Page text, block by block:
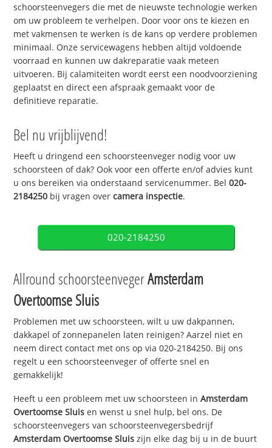
schoorsteenvegers die met de nieuwste technologie werken
om uw probleem te verhelpen. Door voor ons te kiezen en
met vakmensen te werken is de kans op verdere problemen
minimaal. Onze servicewagens hebben altijd voldoende
voorraad en kunnen uw dakreparatie vaak meteen
uitvoeren. Bij calamiteiten wordt eerst een noodvoorziening
geplaatst en direct een afspraak gemaakt voor de
definitieve reparatie.
Bel nu vrijblijvend!
Heeft u dringend een schoorsteenveger nodig voor uw
schoorsteen of dak? Ook voor een offerte en/of advies kunt
u ons bereiken via onderstaand servicenummer. Bel020-
2184250 bij vragen overcamera inspectie.
020-2184250
Allround schoorsteenvegerAmsterdam
Overtoomse Sluis
Problemen met uw schoorsteen, wilt u uw dakpannen,
dakkapel of zonnepanelen laten reinigen? Aarzel niet en
neem direct contact met ons op via 020-2184250. Bij ons
regelt u een schoorsteenveger of offerte snel en
gemakkelijk!
Heeft u een probleem met uw schoorsteen inAmsterdam
Overtoomse Sluis en wenst u snel hulp, bel ons. De
schoorsteenvegers van schoorsteenvegersbedrijf
Amsterdam Overtoomse Sluis zijn elke dag bij u in de buurt